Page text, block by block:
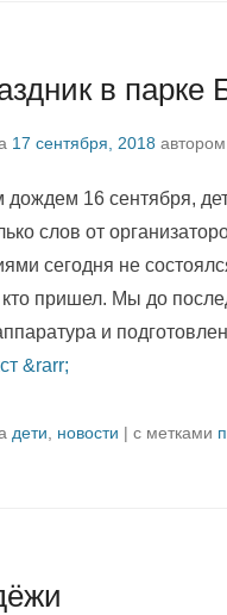
в
17 сентября, 2018 автором
дождем 16 сентября,
слов от
сегодня не
пришел. Мы до
и
&rarr;
дети новости | с метками